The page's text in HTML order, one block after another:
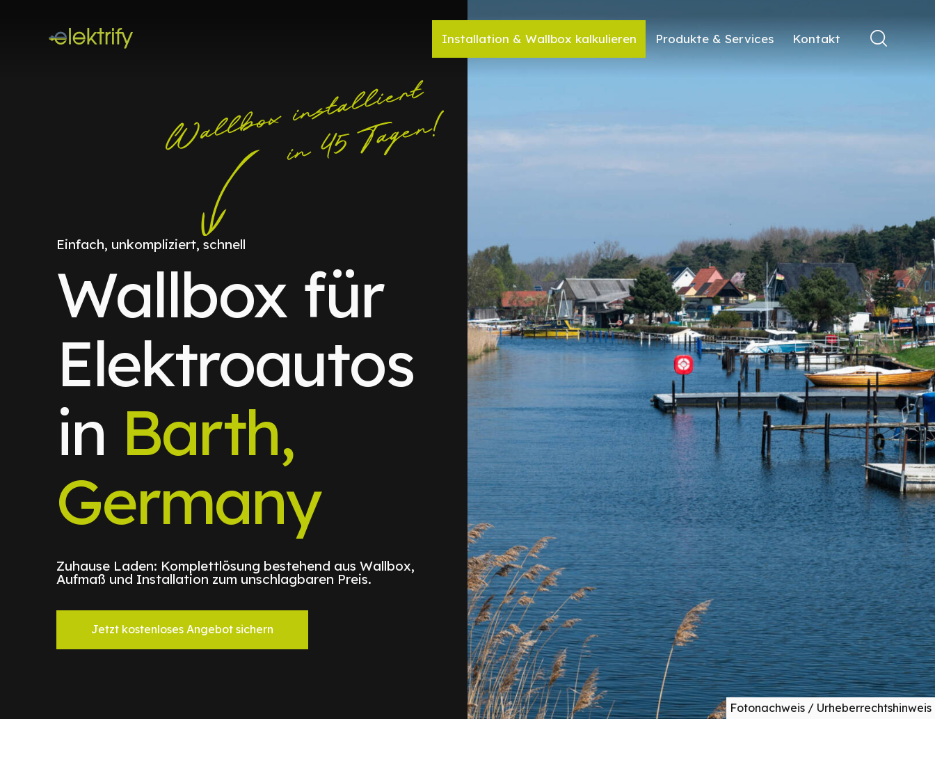
Installation & Wallbox kalkulieren Produkte & Services Kontakt
Einfach, unkompliziert, schnell
Wallbox für
Elektroautos
in Barth,
Germany
Zuhause Laden: Komplettlösung bestehend aus Wallbox,
Aufmaß und Installation zum unschlagbaren Preis.
Jetzt kostenloses Angebot sichern
Fotonachweis / Urheberrechtshinweis